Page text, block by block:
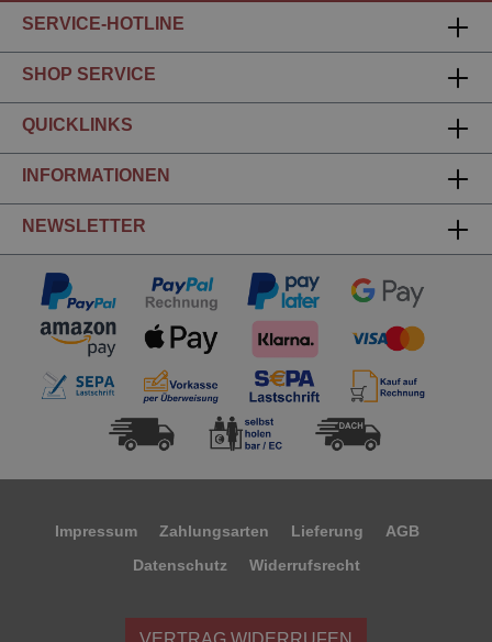
SERVICE-HOTLINE
SHOP SERVICE
QUICKLINKS
INFORMATIONEN
NEWSLETTER
Impressum Zahlungsarten Lieferung
AGB
Datenschutz
Widerrufsrecht